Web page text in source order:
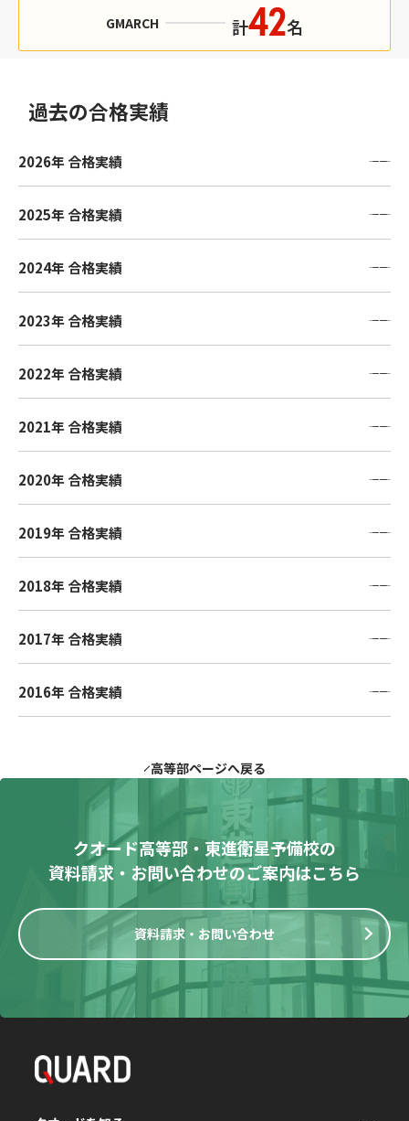
GMARCH 計42名
過去の合格実績
2026年 合格実績
2025年 合格実績
2024年 合格実績
2023年 合格実績
2022年 合格実績
2021年 合格実績
2020年 合格実績
2019年 合格実績
2018年 合格実績
2017年 合格実績
2016年 合格実績
高等部ページへ戻る
クオード高等部・東進衛星予備校の
資料請求・お問い合わせのご案内はこちら
資料請求・お問い合わせ